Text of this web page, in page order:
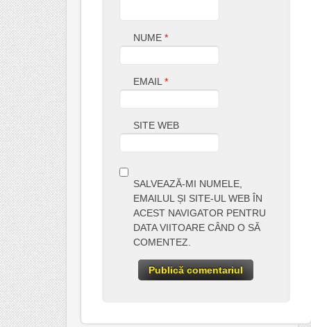
NUME *
EMAIL *
SITE WEB
SALVEAZĂ-MI NUMELE,
EMAILUL ȘI SITE-UL WEB ÎN
ACEST NAVIGATOR PENTRU
DATA VIITOARE CÂND O SĂ
COMENTEZ.